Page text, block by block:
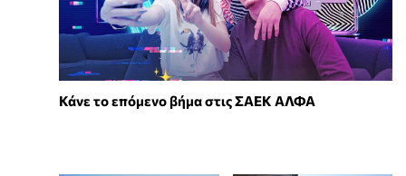
Κάνε το επόμενο βήμα στις ΣΑΕΚ ΑΛΦΑ